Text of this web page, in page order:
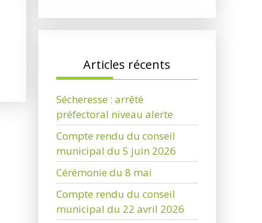
Articles récents
Sécheresse : arrêté
préfectoral niveau alerte
Compte rendu du conseil
municipal du 5 juin 2026
Cérémonie du 8 mai
Compte rendu du conseil
municipal du 22 avril 2026